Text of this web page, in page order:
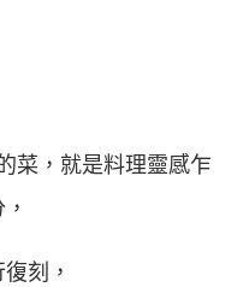
菜，就是料理靈感乍
刻，